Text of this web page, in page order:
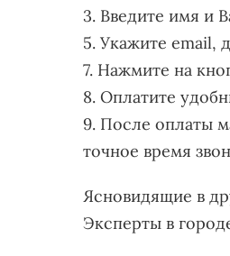
3. Введите имя и
5. Укажите email,
7. Нажмите на
8. Оплатите
9. После оплаты
точное время
Ясновидящие в
Эксперты в